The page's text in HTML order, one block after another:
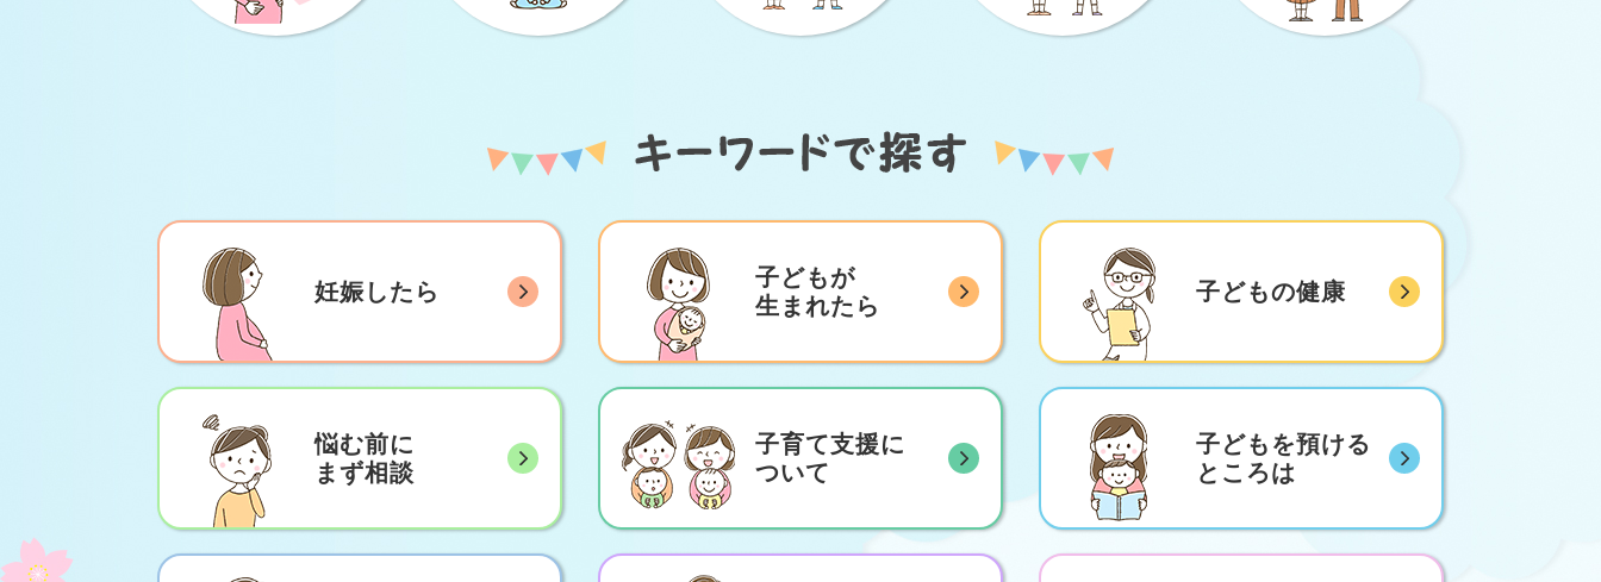
妊娠したら
子どもが
生まれたら
子どもの健康
悩む前に
まず相談
子育て支援に
ついて
子どもを預ける
ところは